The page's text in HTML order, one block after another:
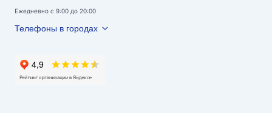
Ежедневно с 9:00 до 20:00
Телефоны в городах